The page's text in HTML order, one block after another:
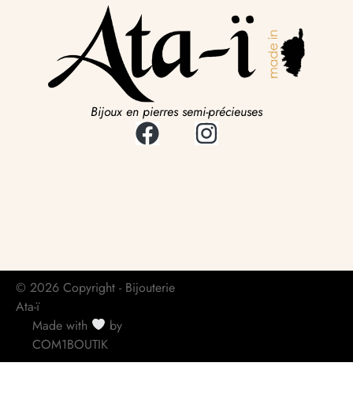
Bijoux en pierres semi-précieuses
© 2026 Copyright - Bijouterie
Ata-ï
Made with
by
COM1BOUTIK